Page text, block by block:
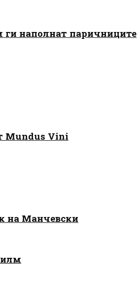
ги наполнат паричниците
Mundus Vini
на Манчевски